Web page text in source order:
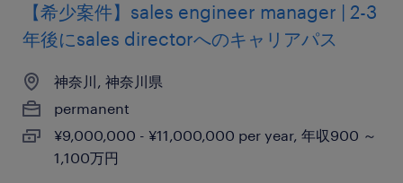
【希少案件】sales engineer manager | 2-3
年後にsales directorへのキャリアパス
神奈川, 神奈川県
permanent
¥9,000,000 - ¥11,000,000 per year, 年収900 ～
1,100万円